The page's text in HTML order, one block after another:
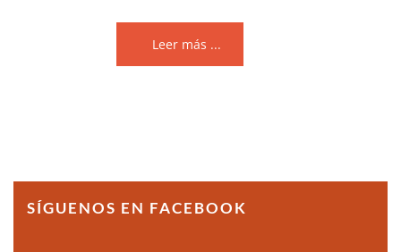
Leer más ...
SÍGUENOS EN FACEBOOK